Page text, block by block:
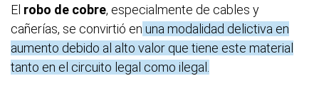
El robo de cobre, especialmente de cables y
cañerías, se convirtió en una modalidad delictiva en
aumento debido al alto valor que tiene este material
tanto en el circuito legal como ilegal.